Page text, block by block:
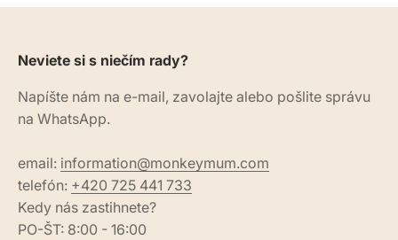
Neviete si s niečím rady?
Napíšte nám na e-mail, zavolajte alebo pošlite správu
na WhatsApp.
email: information@monkeymum.com
telefón: +420 725 441 733
Kedy nás zastihnete?
PO-ŠT: 8:00 - 16:00